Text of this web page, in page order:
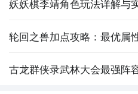
妖妖棋李靖角色玩法详解与
轮回之兽加点攻略：最优属
古龙群侠录武林大会最强阵